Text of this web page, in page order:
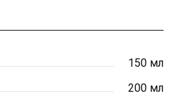
150 мл
200 мл